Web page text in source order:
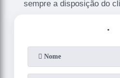
sempre a disposição do
.